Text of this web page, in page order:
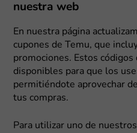
nuestra web
En nuestra página
cupones de Temu, que
promociones. Estos
disponibles para que los
permitiéndote aprovechar
tus compras.
Para utilizar uno de